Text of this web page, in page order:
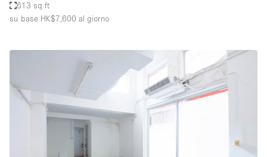
613 sq ft
su base HK$7,600 al giorno